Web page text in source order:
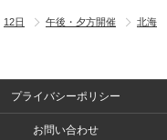
12日 午後・夕方開催
北海
プライバシーポリシー
お問い合わせ